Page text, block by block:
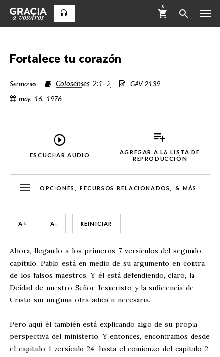
0
Fortalece tu corazón
Sermones Colosenses 2:1–2
GAV-2139
may. 16, 1976
ESCUCHAR AUDIO
AGREGAR A LA LISTA DE
REPRODUCCIÓN
OPCIONES, RECURSOS RELACIONADOS, & MÁS
A + A - REINICIAR
Ahora, llegando a los primeros 7 versículos del segundo
capítulo, Pablo está en medio de su argumento en contra
de los falsos maestros. Y él está defendiendo, claro, la
Deidad de nuestro Señor Jesucristo y la suficiencia de
Cristo sin ninguna otra adición necesaria.
Pero aquí él también está explicando algo de su propia
perspectiva del ministerio. Y entonces, encontramos desde
el capítulo 1 versículo 24, hasta el comienzo del capítulo 2